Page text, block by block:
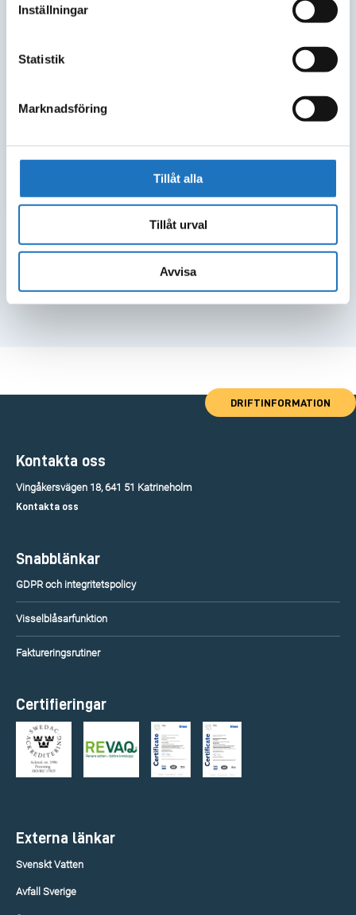
Inställningar
Statistik
Marknadsföring
Tillåt alla
Tillåt urval
Avvisa
80 liters kärl
190 liters kärl
190 liters kärl
Hemsortering, två fyrfackskärl
*denna intervall på hämtning kräver en ansökan hos miljökontoret.
DRIFTINFORMATION
Kontakta oss
Vingåkersvägen 18, 641 51 Katrineholm
Kontakta oss
Snabblänkar
GDPR och integritetspolicy
Visselblåsarfunktion
Faktureringsrutiner
Certifieringar
Externa länkar
Svenskt Vatten
Avfall Sverige